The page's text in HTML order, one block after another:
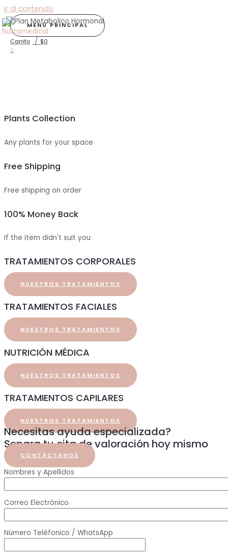
Ir al contenido
MENÚ PRINCIPAL
Carrito / $0
0
Plants Collection
Any plants for your space
Free Shipping
Free shipping on order
100% Money Back
If the item didn't suit you
TRATAMIENTOS CORPORALES
NUESTROS TRATAMIENTOS
TRATAMIENTOS FACIALES
NUESTROS TRATAMIENTOS
NUTRICIÓN MÉDICA
NUESTROS TRATAMIENTOS
TRATAMIENTOS CAPILARES
NUESTROS TRATAMIENTOS
Necesitas ayuda especializada?
Separa tu cita de valoración hoy mismo
CONTÁCTANOS
Nombres y Apellidos
Correo Electrónico
Número Teléfonico / WhatsApp